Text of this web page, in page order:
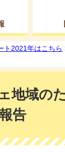
ト2021年はこちら
地域の
告